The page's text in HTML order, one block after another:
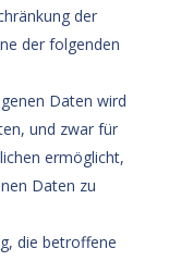
der
der folgenden
Daten wird
und zwar für
ermöglicht,
Daten zu
die betroffene